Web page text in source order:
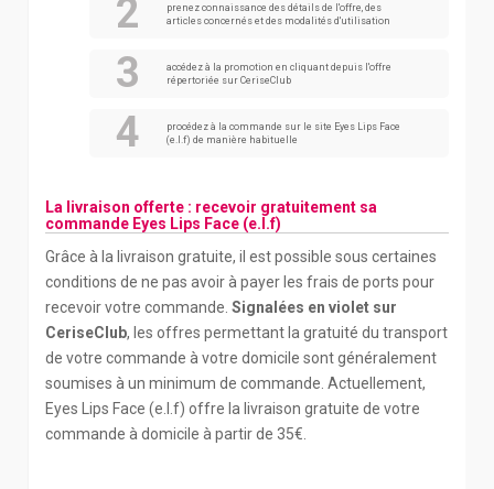
prenez connaissance des détails de l'offre, des
articles concernés et des modalités d'utilisation
accédez à la promotion en cliquant depuis l'offre
répertoriée sur CeriseClub
procédez à la commande sur le site Eyes Lips Face
(e.l.f) de manière habituelle
La livraison offerte : recevoir gratuitement sa
commande Eyes Lips Face (e.l.f)
Grâce à la livraison gratuite, il est possible sous certaines
conditions de ne pas avoir à payer les frais de ports pour
recevoir votre commande. Signalées en violet sur
CeriseClub, les offres permettant la gratuité du transport
de votre commande à votre domicile sont généralement
soumises à un minimum de commande. Actuellement,
Eyes Lips Face (e.l.f) offre la livraison gratuite de votre
commande à domicile à partir de 35€.